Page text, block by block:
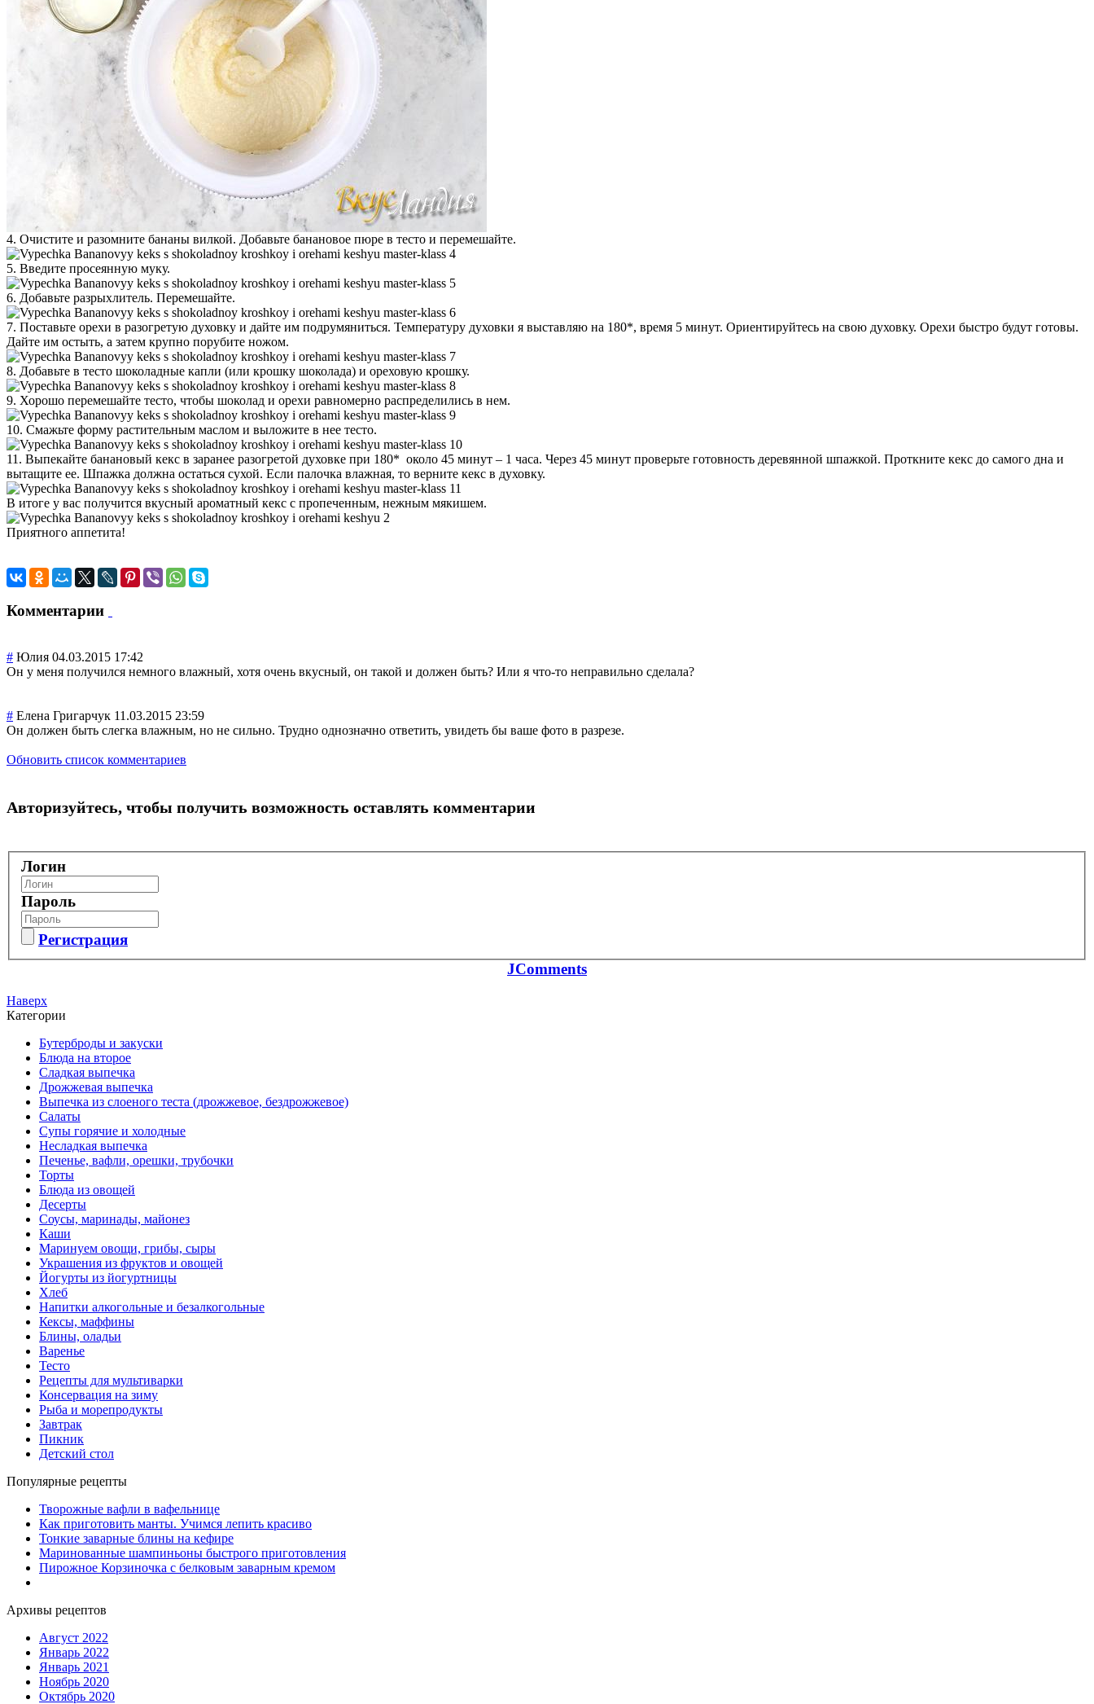
4. Очистите и разомните бананы вилкой. Добавьте банановое пюре в тесто и перемешайте.
5. Введите просеянную муку.
6. Добавьте разрыхлитель. Перемешайте.
7. Поставьте орехи в разогретую духовку и дайте им подрумяниться. Температуру духовки я выставляю на 180*, время 5 минут. Ориентируйтесь на свою духовку. Орехи быстро будут готовы.
Дайте им остыть, а затем крупно порубите ножом.
8. Добавьте в тесто шоколадные капли (или крошку шоколада) и ореховую крошку.
9. Хорошо перемешайте тесто, чтобы шоколад и орехи равномерно распределились в нем.
10. Смажьте форму растительным маслом и выложите в нее тесто.
11. Выпекайте банановый кекс в заранее разогретой духовке при 180* около 45 минут – 1 часа. Через 45 минут проверьте готовность деревянной шпажкой. Проткните кекс до самого дна и
вытащите ее. Шпажка должна остаться сухой. Если палочка влажная, то верните кекс в духовку.
В итоге у вас получится вкусный ароматный кекс с пропеченным, нежным мякишем.
Приятного аппетита!
Комментарии
# Юлия 04.03.2015 17:42
Он у меня получился немного влажный, хотя очень вкусный, он такой и должен быть? Или я что-то неправильно сделала?
# Елена Григарчук 11.03.2015 23:59
Он должен быть слегка влажным, но не сильно. Трудно однозначно ответить, увидеть бы ваше фото в разрезе.
Обновить список комментариев
Авторизуйтесь, чтобы получить возможность оставлять комментарии
Логин
Пароль
Регистрация
JComments
Наверх
Категории
Бутерброды и закуски
Блюда на второе
Сладкая выпечка
Дрожжевая выпечка
Выпечка из слоеного теста (дрожжевое, бездрожжевое)
Салаты
Супы горячие и холодные
Несладкая выпечка
Печенье, вафли, орешки, трубочки
Торты
Блюда из овощей
Десерты
Соусы, маринады, майонез
Каши
Маринуем овощи, грибы, сыры
Украшения из фруктов и овощей
Йогурты из йогуртницы
Хлеб
Напитки алкогольные и безалкогольные
Кексы, маффины
Блины, оладьи
Варенье
Тесто
Рецепты для мультиварки
Консервация на зиму
Рыба и морепродукты
Завтрак
Пикник
Детский стол
Популярные рецепты
Творожные вафли в вафельнице
Как приготовить манты. Учимся лепить красиво
Тонкие заварные блины на кефире
Маринованные шампиньоны быстрого приготовления
Пирожное Корзиночка с белковым заварным кремом
Архивы рецептов
Август 2022
Январь 2022
Январь 2021
Ноябрь 2020
Октябрь 2020